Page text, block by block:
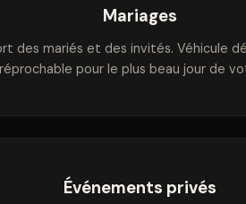
Mariages
des mariés et des invités. Véhicule
pour le plus beau jour de
Événements privés